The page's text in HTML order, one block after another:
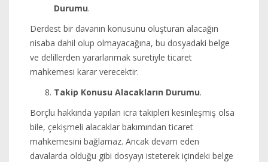
Durumu.
Derdest bir davanın konusunu oluşturan alacağın
nisaba dahil olup olmayacağına, bu dosyadaki belge
ve delillerden yararlanmak suretiyle ticaret
mahkemesi karar verecektir.
Takip Konusu Alacakların Durumu.
Borçlu hakkında yapılan icra takipleri kesinleşmiş olsa
bile, çekişmeli alacaklar bakımından ticaret
mahkemesini bağlamaz. Ancak devam eden
davalarda olduğu gibi dosyayı isteterek içindeki belge